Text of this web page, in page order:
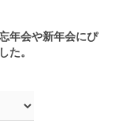
年会や新年会にぴ
た。